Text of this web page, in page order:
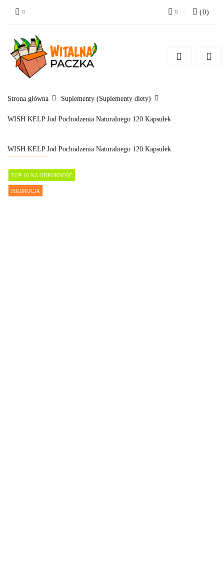
Zarejestruj się
(0)
Strona główna Suplementy (Suplementy diety)
WISH KELP Jod Pochodzenia Naturalnego 120 Kapsułek
WISH KELP Jod Pochodzenia Naturalnego 120 Kapsułek
TOP 10 NA ODPORNOŚĆ
PROMOCJA